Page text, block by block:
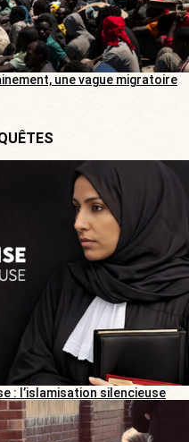
une vague migratoire
: l’islamisation silencieuse